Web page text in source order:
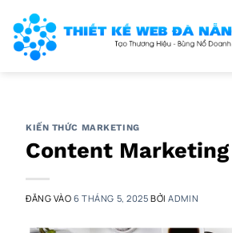
qua
nội
KIẾN THỨC MARKETING
Content
ĐĂNG VÀO6 THÁNG 5, 2025 BỞIADMIN